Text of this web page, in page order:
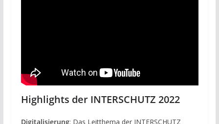
Highlights der INTERSCHUTZ 2022
Digitalisierung: Das Leitthema der INTERSCHUTZ